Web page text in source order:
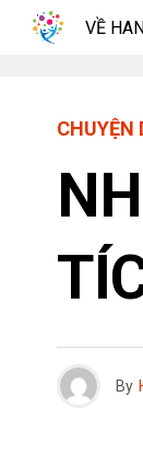
VỀ
CHUYỆN
By